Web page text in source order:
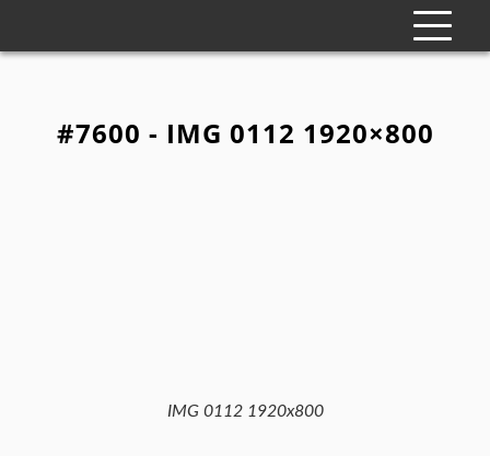
#7600 - IMG 0112 1920×800
IMG 0112 1920x800